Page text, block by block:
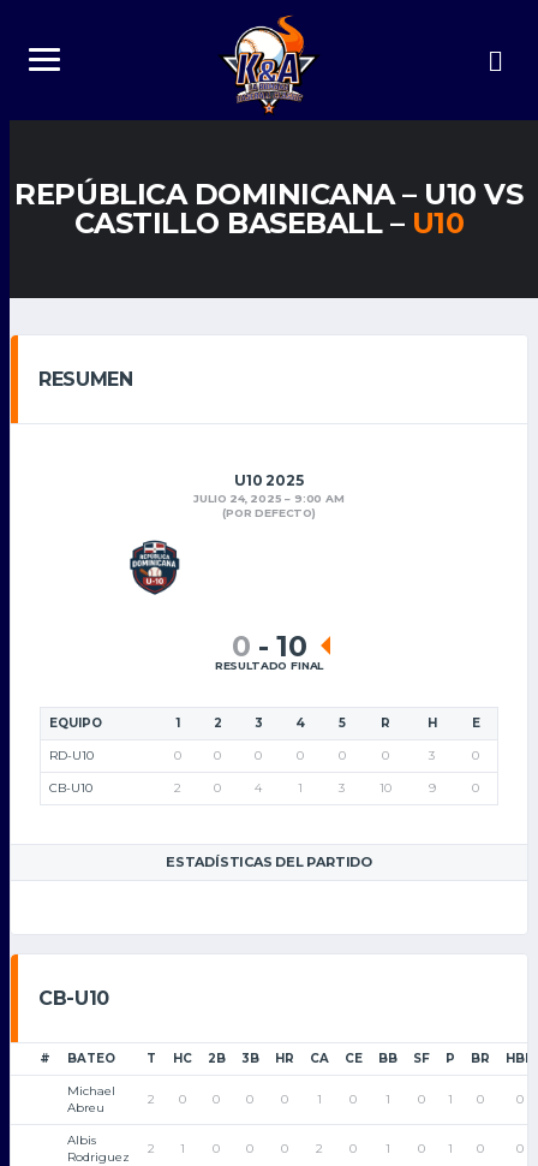
REPÚBLICA DOMINICANA – U10 VS
CASTILLO BASEBALL – U10
RESUMEN
U10 2025
JULIO 24, 2025
9:00 AM
(POR DEFECTO)
0 - 10
RESULTADO FINAL
EQUIPO 1 2 3 4 5 R H E
RD-U10 0 0 0 0 0 0 3 0
CB-U10 2 0 4 1 3 10 9 0
ESTADÍSTICAS DEL PARTIDO
CB-U10
# BATEO T HC 2B 3B HR CA CE BB SF P BR HBP
Michael
Abreu
2 0 0 0 0 1 0 1 0 1 0 0
Albis
Rodriguez
2 1 0 0 0 2 0 1 0 1 0 0